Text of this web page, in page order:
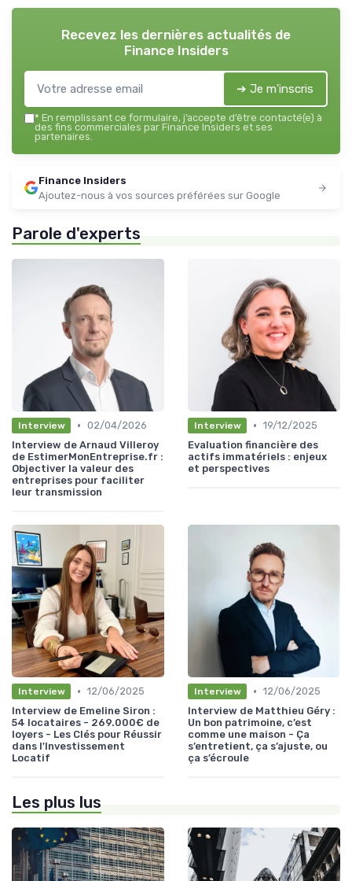
Recevez les dernières actualités de
Finance Insiders
➔ Je m'inscris
* En remplissant ce formulaire, j’accepte d’être contacté(e) à
des fins commerciales par Finance Insiders et ses
partenaires.
Finance Insiders
Ajoutez-nous à vos sources préférées sur Google
Parole d'experts
Interview • 02/04/2026
Interview de Arnaud Villeroy
de EstimerMonEntreprise.fr :
Objectiver la valeur des
entreprises pour faciliter
leur transmission
Interview • 19/12/2025
Evaluation financière des
actifs immatériels : enjeux
et perspectives
Interview • 12/06/2025
Interview de Emeline Siron :
54 locataires - 269.000€ de
loyers - Les Clés pour Réussir
dans l'Investissement
Locatif
Interview • 12/06/2025
Interview de Matthieu Géry :
Un bon patrimoine, c’est
comme une maison - Ça
s’entretient, ça s’ajuste, ou
ça s’écroule
Les plus lus